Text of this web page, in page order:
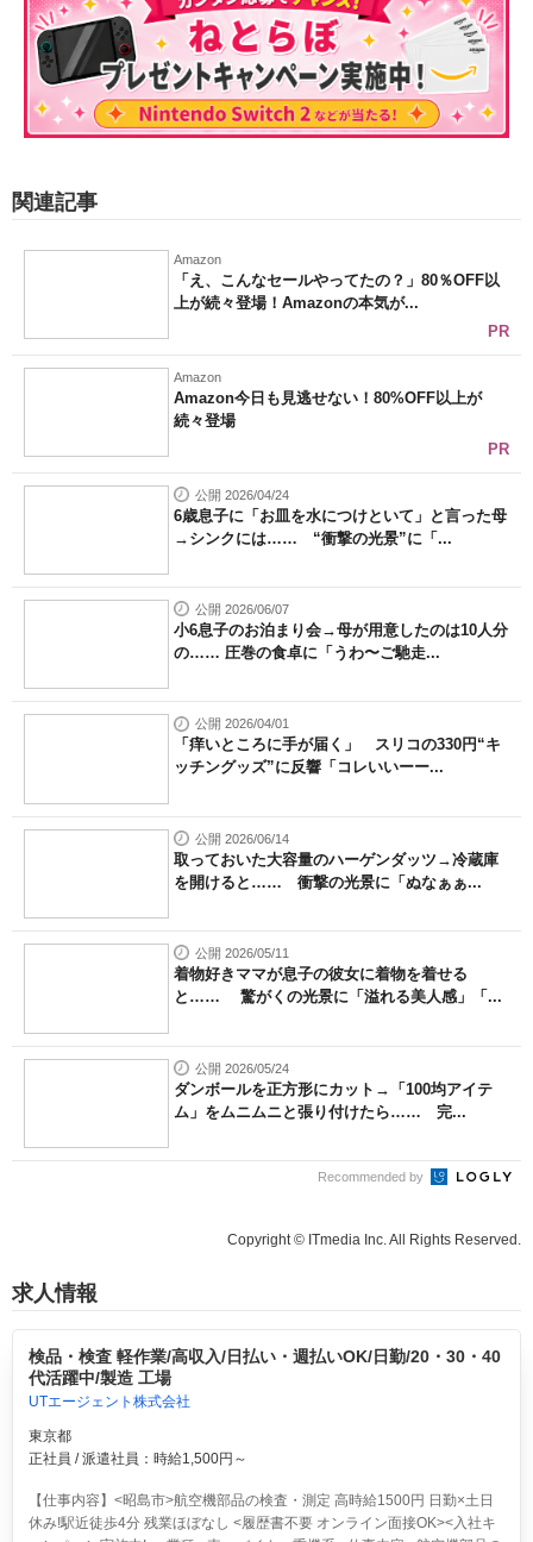
関連記事
Amazon
「え、こんなセールやってたの？」80％OFF以
上が続々登場！Amazonの本気が...
PR
Amazon
Amazon今日も見逃せない！80%OFF以上が
続々登場
PR
公開 2026/04/24
6歳息子に「お皿を水につけといて」と言った母
→シンクには…… “衝撃の光景”に「...
公開 2026/06/07
小6息子のお泊まり会→母が用意したのは10人分
の…… 圧巻の食卓に「うわ〜ご馳走...
公開 2026/04/01
「痒いところに手が届く」 スリコの330円“キ
ッチングッズ”に反響「コレいいーー...
公開 2026/06/14
取っておいた大容量のハーゲンダッツ→冷蔵庫
を開けると…… 衝撃の光景に「ぬなぁぁ...
公開 2026/05/11
着物好きママが息子の彼女に着物を着せる
と…… 驚がくの光景に「溢れる美人感」「...
公開 2026/05/24
ダンボールを正方形にカット→「100均アイテ
ム」をムニムニと張り付けたら…… 完...
Recommended by
Copyright © ITmedia Inc. All Rights Reserved.
求人情報
検品・検査 軽作業/高収入/日払い・週払いOK/日勤/20・30・40
代活躍中/製造 工場
UTエージェント株式会社
東京都
正社員 / 派遣社員：時給1,500円～
【仕事内容】<昭島市>航空機部品の検査・測定 高時給1500円 日勤×土日
休み!駅近徒歩4分 残業ほぼなし <履歴書不要 オンライン面接OK><入社キ